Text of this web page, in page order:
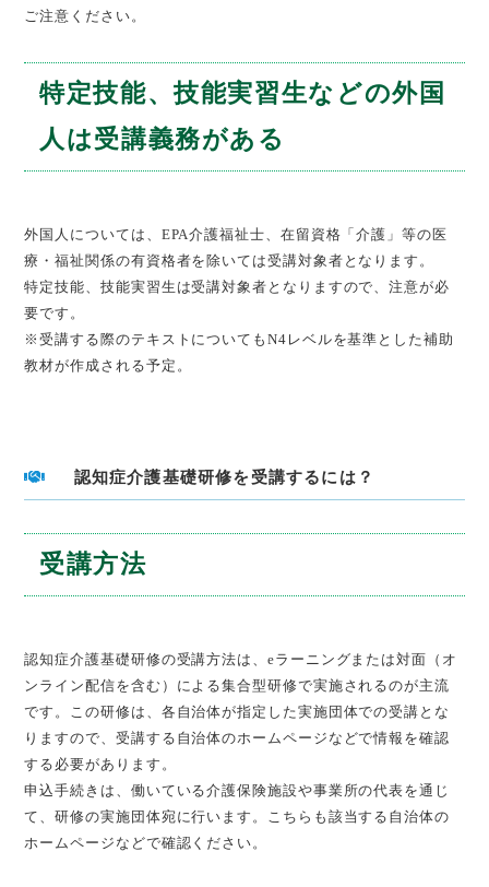
ご注意ください。
特定技能、技能実習生などの外国
人は受講義務がある
外国人については、EPA介護福祉士、在留資格「介護」等の医
療・福祉関係の有資格者を除いては受講対象者となります。
特定技能、技能実習生は受講対象者となりますので、注意が必
要です。
※受講する際のテキストについてもN4レベルを基準とした補助
教材が作成される予定。
認知症介護基礎研修を受講するには？
受講方法
認知症介護基礎研修の受講方法は、eラーニングまたは対面（オ
ンライン配信を含む）による集合型研修で実施されるのが主流
です。この研修は、各自治体が指定した実施団体での受講とな
りますので、受講する自治体のホームページなどで情報を確認
する必要があります。
申込手続きは、働いている介護保険施設や事業所の代表を通じ
て、研修の実施団体宛に行います。こちらも該当する自治体の
ホームページなどで確認ください。